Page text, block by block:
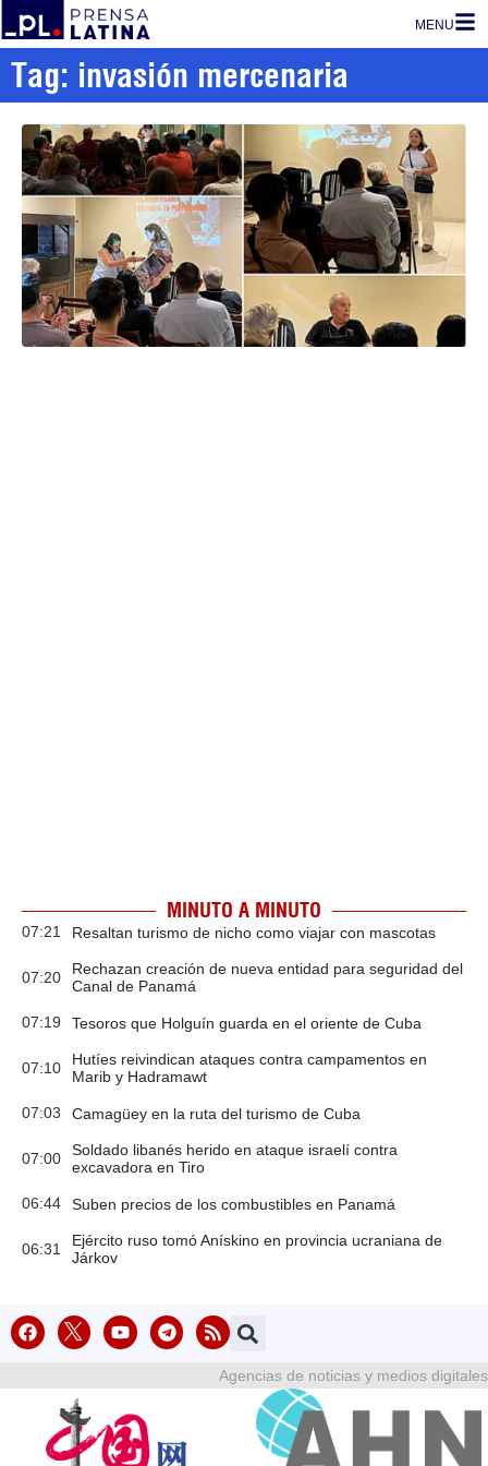
MENU
Tag: invasión mercenaria
MINUTO A MINUTO
07:21 Resaltan turismo de nicho como viajar con mascotas
07:20
Rechazan creación de nueva entidad para seguridad del
Canal de Panamá
07:19 Tesoros que Holguín guarda en el oriente de Cuba
07:10
Hutíes reivindican ataques contra campamentos en
Marib y Hadramawt
07:03 Camagüey en la ruta del turismo de Cuba
07:00
Soldado libanés herido en ataque israelí contra
excavadora en Tiro
06:44 Suben precios de los combustibles en Panamá
06:31
Ejército ruso tomó Anískino en provincia ucraniana de
Járkov
Agencias de noticias y medios digitales